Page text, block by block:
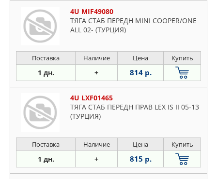
4U MIF49080
ТЯГА СТАБ ПЕРЕДН MINI COOPER/ONE
ALL 02- (ТУРЦИЯ)
Поставка Наличие Цена Купить
1 дн. + 814 р.
4U LXF01465
ТЯГА СТАБ ПЕРЕДН ПРАВ LEX IS II 05-13
(ТУРЦИЯ)
Поставка Наличие Цена Купить
1 дн. + 815 р.